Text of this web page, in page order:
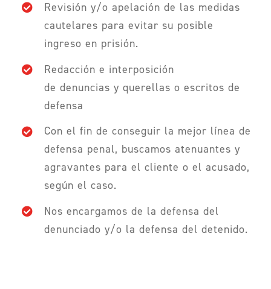
Revisión y/o apelación de las medidas
cautelares para evitar su posible
ingreso en prisión.
Redacción e interposición
de denuncias y querellas o escritos de
defensa
Con el fin de conseguir la mejor línea de
defensa penal, buscamos atenuantes y
agravantes para el cliente o el acusado,
según el caso.
Nos encargamos de la defensa del
denunciado y/o la defensa del detenido.